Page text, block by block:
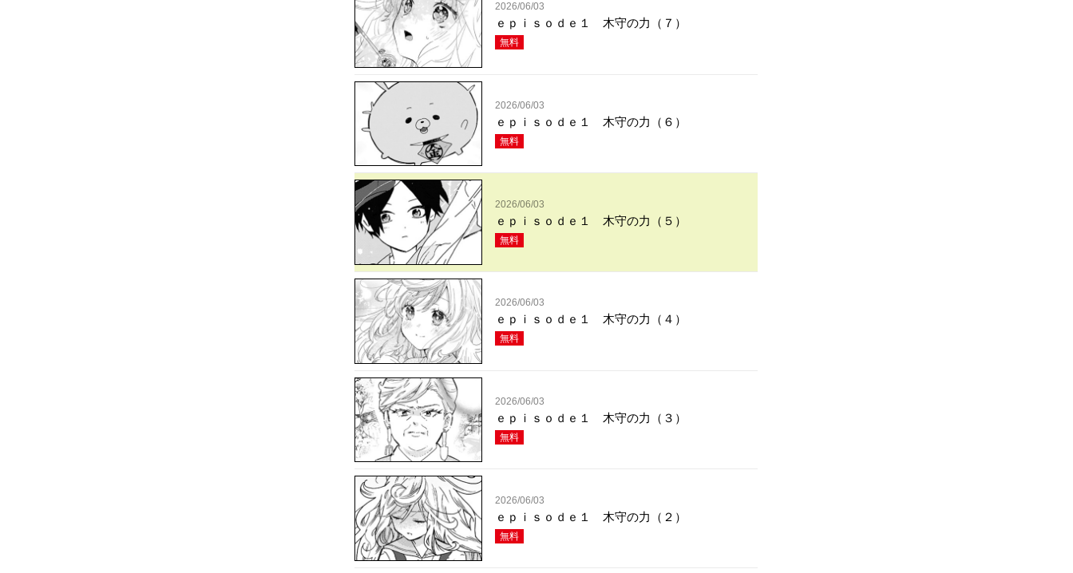
2026/06/03
ｅｐｉｓｏｄｅ１ 木守の力（７）
無料
2026/06/03
ｅｐｉｓｏｄｅ１ 木守の力（６）
無料
2026/06/03
ｅｐｉｓｏｄｅ１ 木守の力（５）
無料
2026/06/03
ｅｐｉｓｏｄｅ１ 木守の力（４）
無料
2026/06/03
ｅｐｉｓｏｄｅ１ 木守の力（３）
無料
2026/06/03
ｅｐｉｓｏｄｅ１ 木守の力（２）
無料